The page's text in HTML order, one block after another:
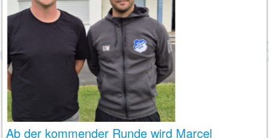
Ab der kommender Runde wird Marcel